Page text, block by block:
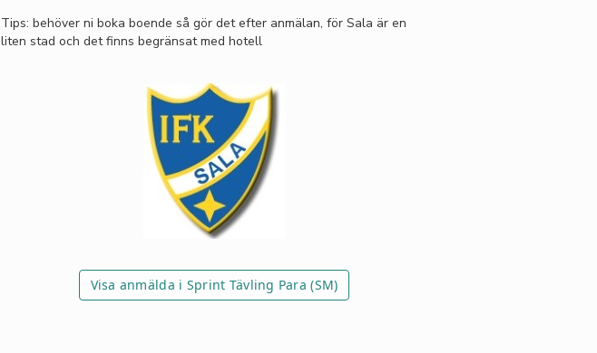
Tips: behöver ni boka boende så gör det efter anmälan, för Sala är en
liten stad och det finns begränsat med hotell
Visa anmälda i Sprint Tävling Para (SM)